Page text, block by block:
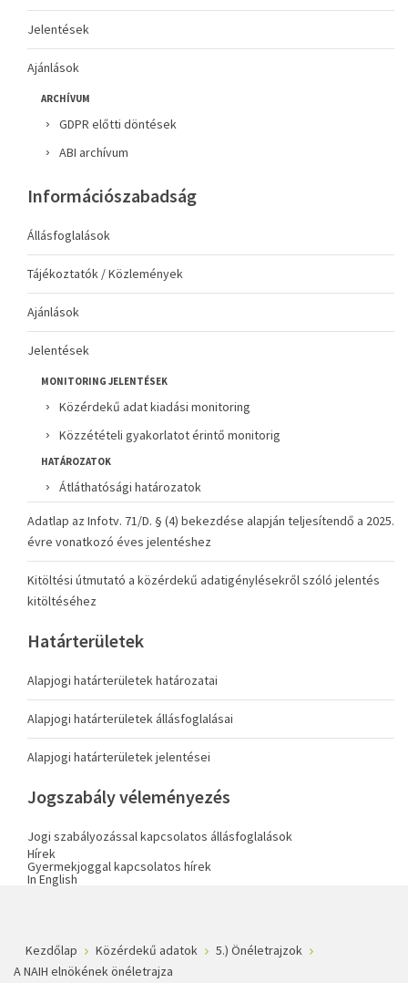
Jelentések
Ajánlások
ARCHÍVUM
GDPR előtti döntések
ABI archívum
Információszabadság
Állásfoglalások
Tájékoztatók / Közlemények
Ajánlások
Jelentések
MONITORING JELENTÉSEK
Közérdekű adat kiadási monitoring
Közzétételi gyakorlatot érintő monitorig
HATÁROZATOK
Átláthatósági határozatok
Adatlap az Infotv. 71/D. § (4) bekezdése alapján teljesítendő a 2025.
évre vonatkozó éves jelentéshez
Kitöltési útmutató a közérdekű adatigénylésekről szóló jelentés
kitöltéséhez
Határterületek
Alapjogi határterületek határozatai
Alapjogi határterületek állásfoglalásai
Alapjogi határterületek jelentései
Jogszabály véleményezés
Jogi szabályozással kapcsolatos állásfoglalások
Hírek
Gyermekjoggal kapcsolatos hírek
In English
Kezdőlap Közérdekű adatok
5.) Önéletrajzok
A NAIH elnökének önéletrajza